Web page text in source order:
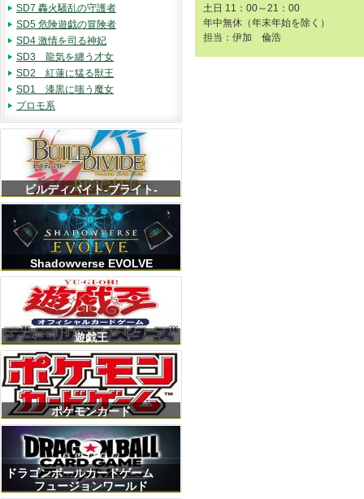
土日 11：00～21：00
年中無休（年末年始を除く）
担当：伊加 倫浩
SD7 轟火騒乱の守護者
SD5 危険遊戯の冒険者
SD4 激情を司る神妃
SD3 龍気を纏う才女
SD2 紅蓮に猛る獣王
SD1 漆黒に嗤う魔女
プロモ系
ビルディバイト-ブライト-
Shadowverse EVOLVE
遊戯王
ポケモンカード
ドラゴンボールカードゲーム
フュージョンワールド